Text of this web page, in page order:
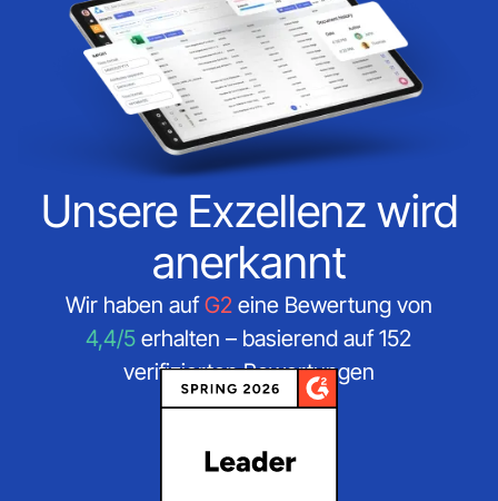
Unsere Exzellenz wird
anerkannt
Wir haben aufG2eine Bewertung von
4,4/5 erhalten – basierend auf 152
verifizierten Bewertungen